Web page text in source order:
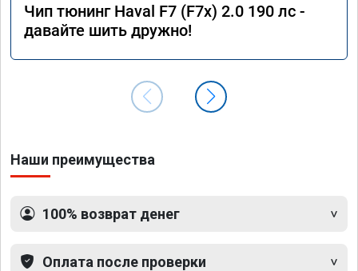
Чип тюнинг Haval F7 (F7x) 2.0 190 лс -
давайте шить дружно!
Наши преимущества
100% возврат денег
Оплата после проверки